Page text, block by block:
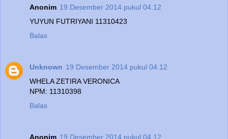
Anonim 19 Desember 2014 pukul 04.12
YUYUN FUTRIYANI 11310423
Balas
Unknown 19 Desember 2014 pukul 04.12
WHELA ZETIRA VERONICA
NPM: 11310398
Balas
Anonim 19 Desember 2014 pukul 04.12